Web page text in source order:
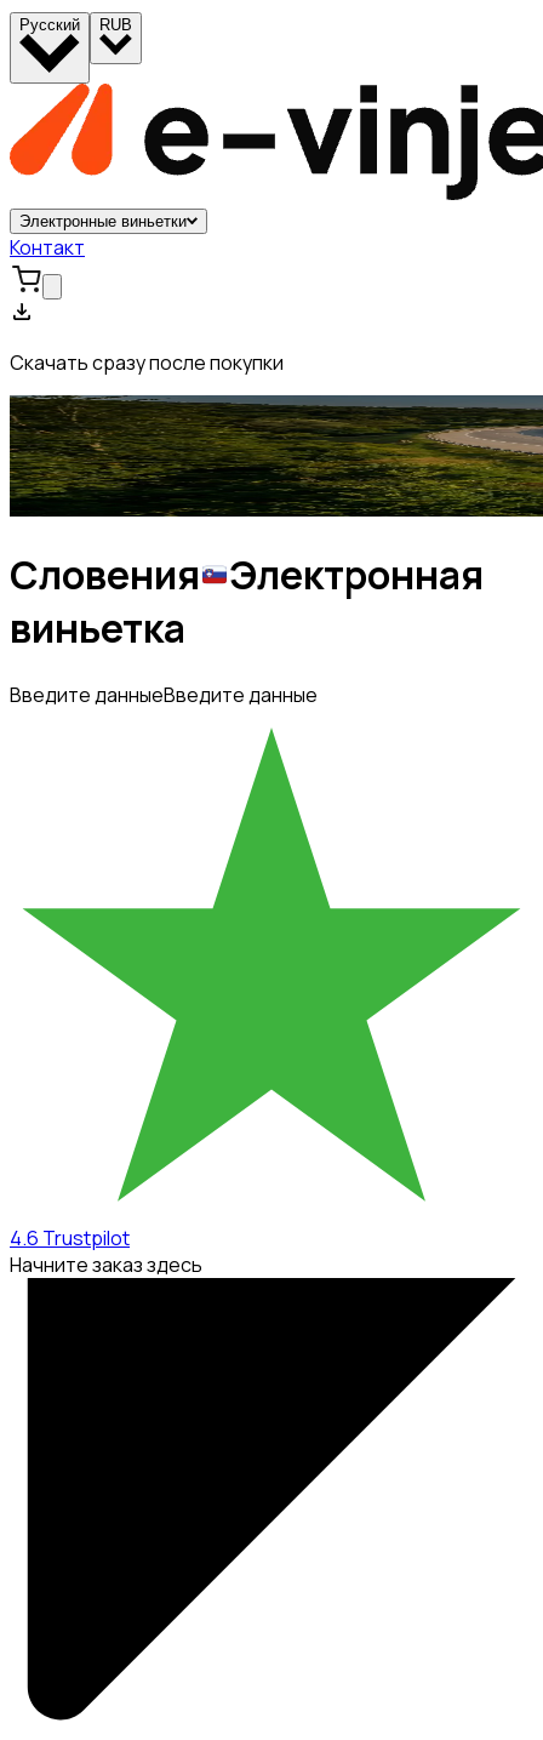
Русский RUB
Электронные виньетки
Контакт
Скачать сразу после покупки
Словения
Электронная
виньетка
Введите данныеВведите данные
4.6 Trustpilot
Начните заказ здесь